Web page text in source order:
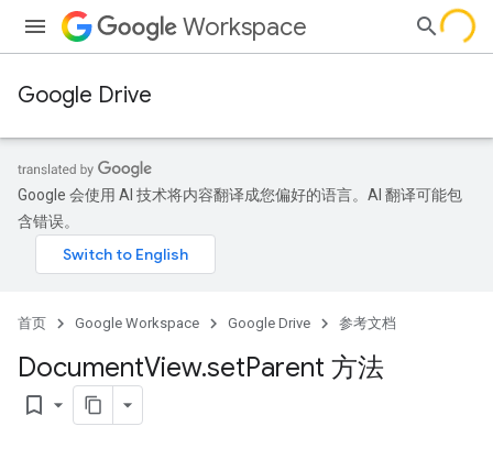
Workspace
Google Drive
Google 会使用 AI 技术将内容翻译成您偏好的语言。AI 翻译可能包
含错误。
首页 Google Workspace Google Drive 参考文档
DocumentView.setParent 方法
bookmark_border